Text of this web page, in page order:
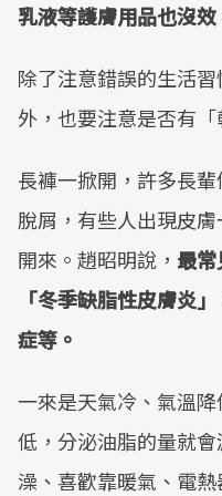
乳液等護膚用品也沒效
除了注意錯誤的生活
外，也要注意是否有「
長褲一掀開，許多長
脫屑，有些人出現皮
開來。趙昭明說， 最
「冬季缺脂性皮膚炎
症等。
一來是天氣冷、氣溫
低，分泌油脂的量就
澡、喜歡靠暖氣、電